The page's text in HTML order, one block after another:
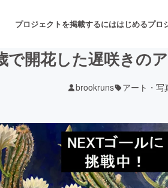
プロジェクトを掲載するにははじめるプロ
楽
ーム・サービス開発
開花した遅咲きの
brookruns アート・写